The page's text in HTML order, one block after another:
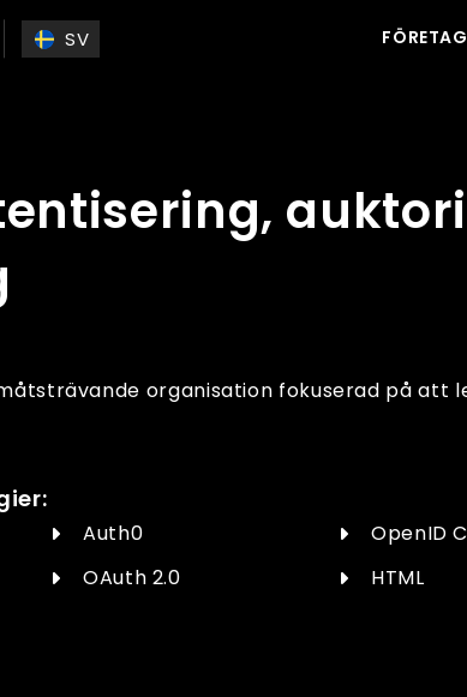
SV FÖRETAG
organisation fokuserad på att
Auth0
OAuth 2.0
OpenID
HTML